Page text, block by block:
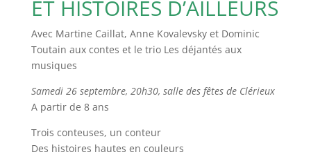
ET HISTOIRES D’AILLEURS
Avec Martine Caillat, Anne Kovalevsky et Dominic
Toutain aux contes et le trio Les déjantés aux
musiques
Samedi 26 septembre, 20h30, salle des fêtes de Clérieux
A partir de 8 ans
Trois conteuses, un conteur
Des histoires hautes en couleurs